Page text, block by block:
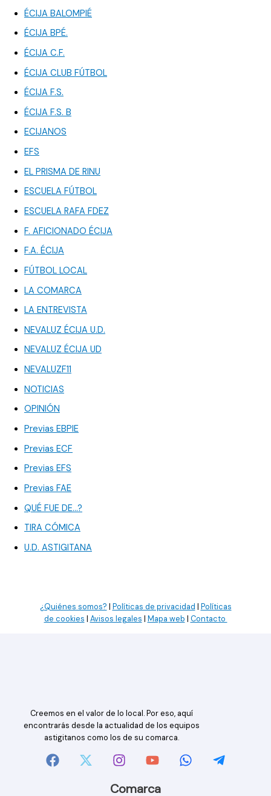
ÉCIJA BALOMPIÉ
ÉCIJA BPÉ.
ÉCIJA C.F.
ÉCIJA CLUB FÚTBOL
ÉCIJA F.S.
ÉCIJA F.S. B
ECIJANOS
EFS
EL PRISMA DE RINU
ESCUELA FÚTBOL
ESCUELA RAFA FDEZ
F. AFICIONADO ÉCIJA
F.A. ÉCIJA
FÚTBOL LOCAL
LA COMARCA
LA ENTREVISTA
NEVALUZ ÉCIJA U.D.
NEVALUZ ÉCIJA UD
NEVALUZF11
NOTICIAS
OPINIÓN
Previas EBPIE
Previas ECF
Previas EFS
Previas FAE
QUÉ FUE DE…?
TIRA CÓMICA
U.D. ASTIGITANA
¿Quiénes somos? | Políticas de privacidad | Políticas
de cookies | Avisos legales | Mapa web | Contacto
Creemos en el valor de lo local. Por eso, aquí
encontrarás desde la actualidad de los equipos
astigitanos como los de su comarca.
Comarca